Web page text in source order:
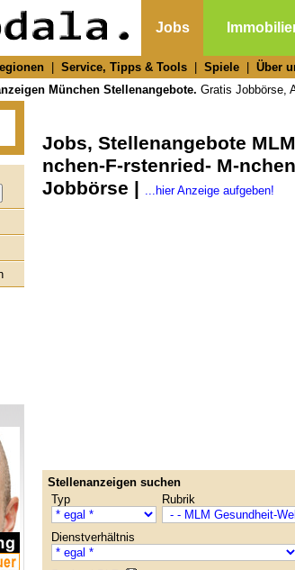
Jobs
Service, Tipps & Tools Spiele Über
München Stellenangebote. Gratis Jobbörse,
Jobs, Stellenangebote
nchen-F-rstenried- M-
Jobbörse | ...hier Anzeige aufgeben!
Stellenanzeigen suchen
Typ
Rubrik
Dienstverhältnis